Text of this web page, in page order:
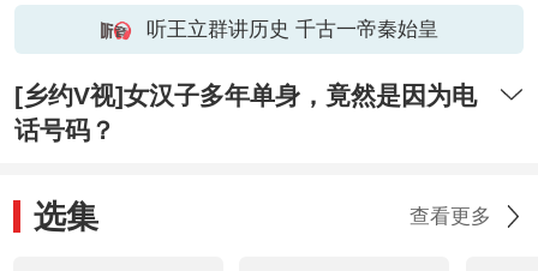
听王立群讲历史 千古一帝秦始皇
[乡约V视]女汉子多年单身，竟然是因为电
话号码？
选集 查看更多